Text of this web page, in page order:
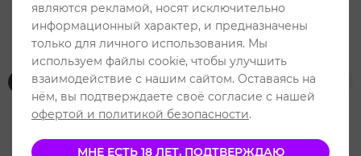
Voopoo Drag S
Фильтр товаров
являются рекламой, носят исключительно
информационный характер, и предназначены
только для личного использования. Мы
используем файлы cookie, чтобы улучшить
взаимодействие с нашим сайтом. Оставаясь на
нём, вы подтверждаете своё согласие с нашей
офертой и политикой безопасности.
МНЕ ЕСТЬ 18 ЛЕТ, ПОДТВЕРЖДАЮ